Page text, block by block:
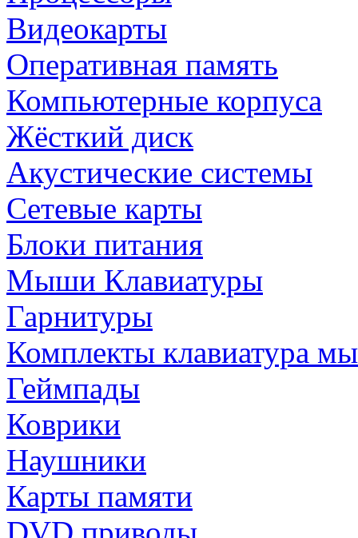
Видеокарты
Оперативная память
Компьютерные корпуса
Жёсткий диск
Акустические системы
Сетевые карты
Блоки питания
Мыши Клавиатуры
Гарнитуры
Комплекты клавиатура
Геймпады
Коврики
Наушники
Карты памяти